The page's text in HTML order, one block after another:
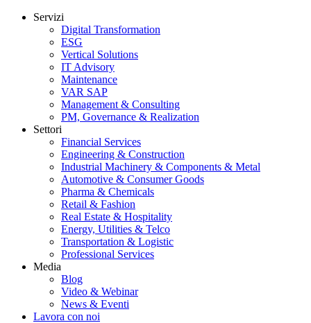
Servizi
Digital Transformation
ESG
Vertical Solutions
IT Advisory
Maintenance
VAR SAP
Management & Consulting
PM, Governance & Realization
Settori
Financial Services
Engineering & Construction
Industrial Machinery & Components & Metal
Automotive & Consumer Goods
Pharma & Chemicals
Retail & Fashion
Real Estate & Hospitality
Energy, Utilities & Telco
Transportation & Logistic
Professional Services
Media
Blog
Video & Webinar
News & Eventi
Lavora con noi